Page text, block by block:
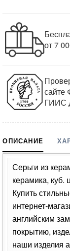
от 7
сайте
ГИИС
ОПИСАНИЕ
Серьги из
керамика, куб.
Купить
интернет-
английским
покрытию,
наши изделия